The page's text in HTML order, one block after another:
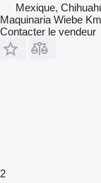
Mexique,
Maquinaria Wiebe
Contacter le vendeur
2